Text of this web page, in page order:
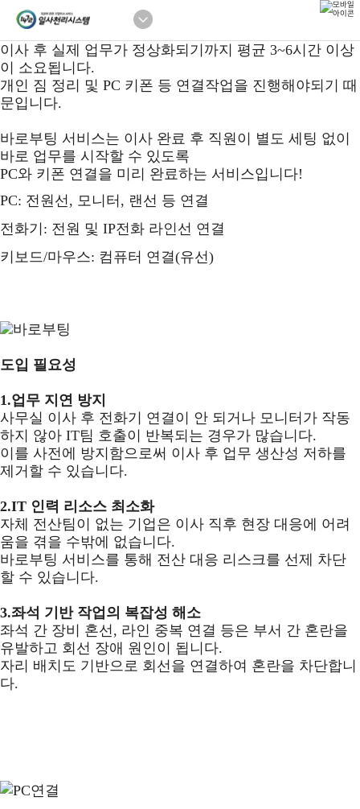
PC 키폰 바로부팅 서비스 소개
등록일2025. 10. 16
조회수751
이사 후 실제 업무가 정상화되기까지 평균 3~6시간 이상
이 소요됩니다.
개인 짐 정리 및 PC 키폰 등 연결작업을 진행해야되기 때
문입니다.
바로부팅 서비스는 이사 완료 후 직원이 별도 세팅 없이
바로 업무를 시작할 수 있도록
PC와 키폰 연결을 미리 완료하는 서비스입니다!
PC: 전원선, 모니터, 랜선 등 연결
전화기: 전원 및 IP전화 라인선 연결
키보드/마우스: 컴퓨터 연결(유선)
도입 필요성
1.업무 지연 방지
사무실 이사 후 전화기 연결이 안 되거나 모니터가 작동
하지 않아 IT팀 호출이 반복되는 경우가 많습니다.
이를 사전에 방지함으로써 이사 후 업무 생산성 저하를
제거할 수 있습니다.
2.IT 인력 리소스 최소화
자체 전산팀이 없는 기업은 이사 직후 현장 대응에 어려
움을 겪을 수밖에 없습니다.
바로부팅 서비스를 통해 전산 대응 리스크를 선제 차단
할 수 있습니다.
3.좌석 기반 작업의 복잡성 해소
좌석 간 장비 혼선, 라인 중복 연결 등은 부서 간 혼란을
유발하고 회선 장애 원인이 됩니다.
자리 배치도 기반으로 회선을 연결하여 혼란을 차단합니
다.